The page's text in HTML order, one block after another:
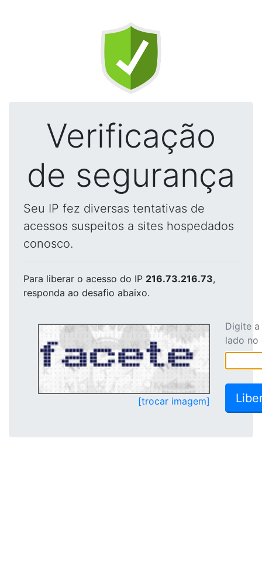
Verificação
de segurança
Seu IP fez diversas tentativas de
acessos suspeitos a sites hospedados
conosco.
Para liberar o acesso do IP 216.73.216.73,
responda ao desafio abaixo.
[trocar imagem]
Digite
lado no